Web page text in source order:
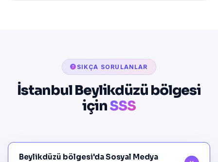
SIKÇA SORULANLAR
İstanbul Beylikdüzü bölgesi
içinSSS
Beylikdüzü bölgesi'da Sosyal Medya